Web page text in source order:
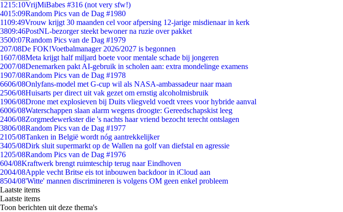
1215:10VrijMiBabes #316 (not very sfw!)
4015:09Random Pics van de Dag #1980
1109:49Vrouw krijgt 30 maanden cel voor afpersing 12-jarige misdienaar in kerk
3809:46PostNL-bezorger steekt bewoner na ruzie over pakket
3500:07Random Pics van de Dag #1979
207/08De FOK!Voetbalmanager 2026/2027 is begonnen
1607/08Meta krijgt half miljard boete voor mentale schade bij jongeren
2007/08Denemarken pakt AI-gebruik in scholen aan: extra mondelinge examens
1907/08Random Pics van de Dag #1978
6606/08Onlyfans-model met G-cup wil als NASA-ambassadeur naar maan
2506/08Huisarts per direct uit vak gezet om ernstig alcoholmisbruik
1906/08Drone met explosieven bij Duits vliegveld voedt vrees voor hybride aanval
6006/08Waterschappen slaan alarm wegens droogte: Gereedschapskist leeg
2406/08Zorgmedewerkster die 's nachts haar vriend bezocht terecht ontslagen
3806/08Random Pics van de Dag #1977
2105/08Tanken in België wordt nóg aantrekkelijker
3405/08Dirk sluit supermarkt op de Wallen na golf van diefstal en agressie
1205/08Random Pics van de Dag #1976
604/08Kraftwerk brengt ruimteschip terug naar Eindhoven
2004/08Apple vecht Britse eis tot inbouwen backdoor in iCloud aan
8504/08'Witte' mannen discrimineren is volgens OM geen enkel probleem
Laatste items
Laatste items
Toon berichten uit deze thema's